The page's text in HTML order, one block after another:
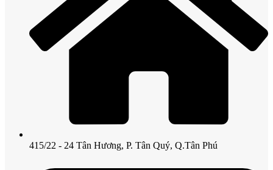
415/22 - 24 Tân Hương, P. Tân Quý, Q.Tân Phú